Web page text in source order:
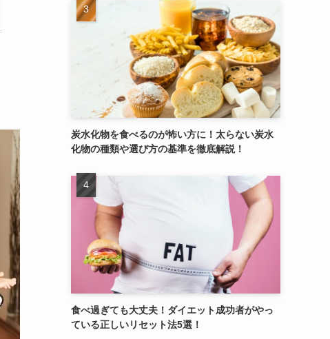
炭水化物を食べるのが怖い方に！太らない炭水
化物の種類や選び方の基準を徹底解説！
食べ過ぎても大丈夫！ダイエット成功者がやっ
ている正しいリセット法5選！